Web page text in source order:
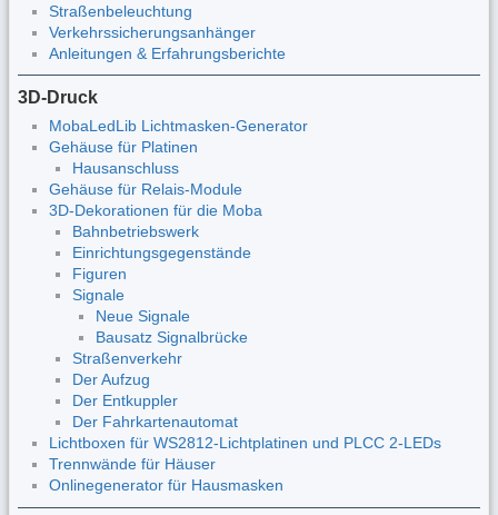
Straßenbeleuchtung
Verkehrssicherungsanhänger
Anleitungen & Erfahrungsberichte
3D-Druck
MobaLedLib Lichtmasken-Generator
Gehäuse für Platinen
Hausanschluss
Gehäuse für Relais-Module
3D-Dekorationen für die Moba
Bahnbetriebswerk
Einrichtungsgegenstände
Figuren
Signale
Neue Signale
Bausatz Signalbrücke
Straßenverkehr
Der Aufzug
Der Entkuppler
Der Fahrkartenautomat
Lichtboxen für WS2812-Lichtplatinen und PLCC 2-LEDs
Trennwände für Häuser
Onlinegenerator für Hausmasken